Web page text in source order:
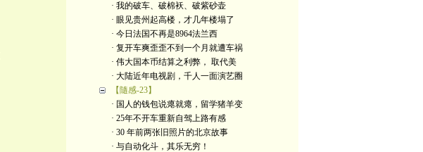
· 我的破车、破棉袄、破紫砂壶
· 眼见贵州起高楼，才几年楼塌了
· 今日法国不再是8964法兰西
· 复开车爽歪歪不到一个月就遭车祸
· 伟大国本币结算之利弊， 取代美
· 大陆近年电视剧，千人一面演艺圈
【隨感-23】
· 国人的钱包说瘪就瘪，留学猪羊变
· 25年不开车重新自驾上路有感
· 30 年前两张旧照片的北京故事
· 与自动化斗，其乐无穷！